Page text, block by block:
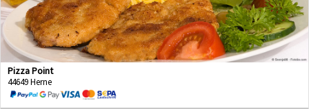
Pizza Point
44649 Herne